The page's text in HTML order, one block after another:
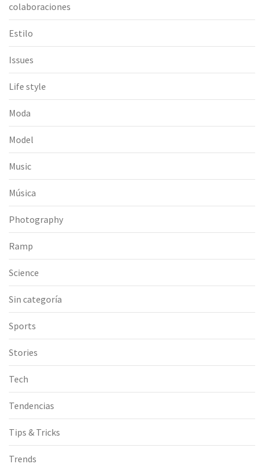
colaboraciones
Estilo
Issues
Life style
Moda
Model
Music
Música
Photography
Ramp
Science
Sin categoría
Sports
Stories
Tech
Tendencias
Tips & Tricks
Trends